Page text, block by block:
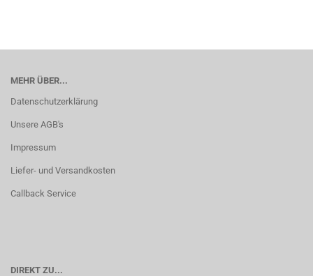
MEHR ÜBER...
Datenschutzerklärung
Unsere AGB's
Impressum
Liefer- und Versandkosten
Callback Service
DIREKT ZU...